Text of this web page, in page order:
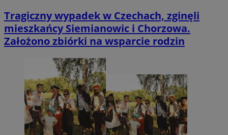
Tragiczny wypadek w Czechach, zginęli
mieszkańcy Siemianowic i Chorzowa.
Założono zbiórki na wsparcie rodzin